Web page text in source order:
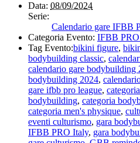
Data: 08/09/2024
Serie:
Calendario gare IFBB
Categoria Evento: IFBB
Tag Evento:bikini figure,
bodybuilding classic,
calendario gare bodybuilding
bodybuilding 2024,
gare ifbb pro league,
bodybuilding, categoria
categoria men's physique,
eventi culturismo, gara
IFBB PRO Italy, gara